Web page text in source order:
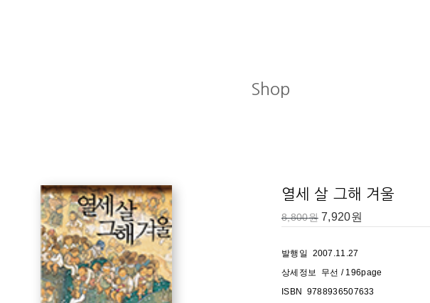
Shop
열세 살 그해 겨울
8,800원 7,920원
발행일 2007.11.27
상세정보 무선 / 196page
ISBN 9788936507633
우체통》, 《보보의 모험》, 《난 키다리 현주가 좋아》, 《열한 살 아름다운 시작 1,2》, 《바
, 《방귀쟁이 촌티 택시》, 《작은 것도 소중해》, 《행복한 의자 주인》, 《독불장군 우리 엄마》
판미술가협회 회원이다. 어린이책이 좋아 삽화가가 되었고, 동화책에 그림을 그릴 때, 가장 행복